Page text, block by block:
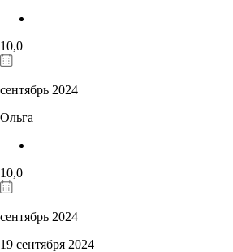
10,0
сентябрь 2024
Ольга
10,0
сентябрь 2024
19 сентября 2024